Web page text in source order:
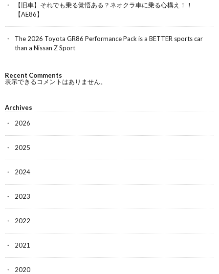
【旧車】それでも乗る覚悟ある？ネオクラ車に乗る心構え！！
【AE86】
The 2026 Toyota GR86 Performance Pack is a BETTER sports car
than a Nissan Z Sport
Recent Comments
表示できるコメントはありません。
Archives
2026
2025
2024
2023
2022
2021
2020